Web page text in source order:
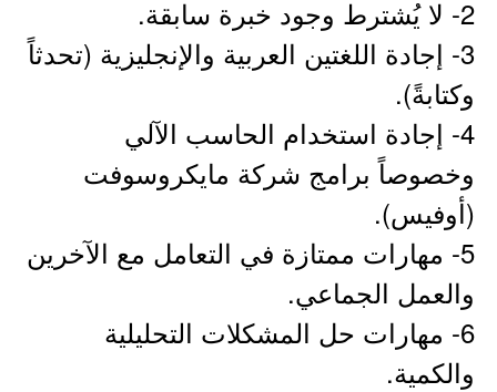
2- لا يُشترط وجود خبرة سابقة.
3- إجادة اللغتين العربية والإنجليزية (تحدثاً
وكتابةً).
4- إجادة استخدام الحاسب الآلي
وخصوصاً برامج شركة مايكروسوفت
(أوفيس).
5- مهارات ممتازة في التعامل مع الآخرين
والعمل الجماعي.
6- مهارات حل المشكلات التحليلية
والكمية.